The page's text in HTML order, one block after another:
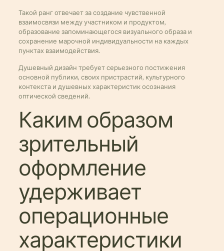
Такой ранг отвечает за создание чувственной
взаимосвязи между участником и продуктом,
образование запоминающегося визуального образа и
сохранение марочной индивидуальности на каждых
пунктах взаимодействия.
Душевный дизайн требует серьезного постижения
основной публики, своих пристрастий, культурного
контекста и душевных характеристик осознания
оптической сведений.
Каким образом
зрительный
оформление
удерживает
операционные
характеристики